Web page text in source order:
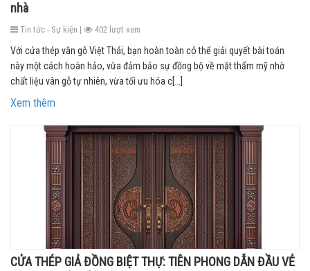
nhà
Tin tức - Sự kiện | 402 lượt xem
Với cửa thép vân gỗ Việt Thái, bạn hoàn toàn có thể giải quyết bài toán
này một cách hoàn hảo, vừa đảm bảo sự đồng bộ về mặt thẩm mỹ nhờ
chất liệu vân gỗ tự nhiên, vừa tối ưu hóa c[...]
Xem thêm
CỬA THÉP GIẢ ĐỒNG BIỆT THỰ: TIÊN PHONG DẪN ĐẦU VẺ